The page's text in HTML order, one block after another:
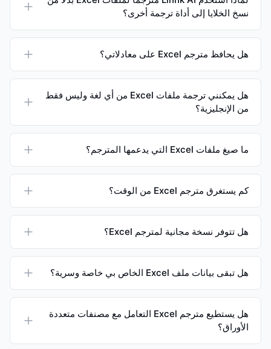
نسخ الخلايا إلى أداة ترجمة أخرى؟
هل يحافظ مترجم Excel على معادلاتي؟
هل يمكنني ترجمة ملفات Excel من أي لغة وليس فقط
من الإنجليزية؟
ما صيغ ملفات Excel التي يدعمها المترجم؟
كم يستغرق مترجم Excel من الوقت؟
هل تتوفر نسخة مجانية لمترجم Excel؟
هل تبقى بيانات ملف Excel الخاص بي خاصة وسرية؟
هل يستطيع مترجم Excel التعامل مع مصنفات متعددة
الأوراق؟